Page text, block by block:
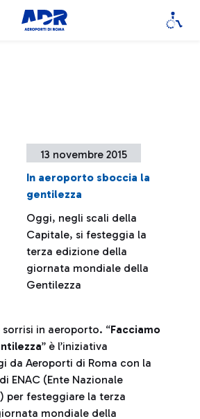
13 novembre 2015
In aeroporto sboccia la
gentilezza
Oggi, negli scali della
Capitale, si festeggia la
terza edizione della
giornata mondiale della
Gentilezza
sorrisi in aeroporto. “Facciamo
” è l’iniziativa
da Aeroporti di Roma con la
ENAC (Ente Nazionale
per festeggiare la terza
mondiale della